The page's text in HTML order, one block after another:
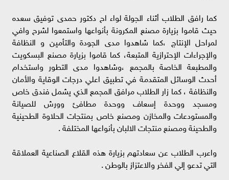
كما رافق الطلاب أثناء الجولة لواء اح دكتور حمدى توفيق سعده
حيث قاموا بزيارة مصنع المكرونة بأنواعها واستمعوا لشرح وافي
لمراحل الإنتاج ،كما شاهدوا مدى الجودة والتأمين و النظافة
والإجراءات الإحترازية المتبعة، كما قاموا بزيارة مصنع البسكويت
والمطبعة الخاصة بالمجمع ،وشاهدوا مدى التطور واستخدام
أحدث الوسائل المتقدمة في تطبيق اعلي درجات الوقاية والأمان
والنظافة ، كما زار الطلاب مرافق المجمع الذي يشمل فندق خاص
ومسجد ووحدة إسعاف ووحدة مطافئ وورش للصيانة
والمستودعات والمخازن ومصنع خاص بمنتجات الحلاوة الطحينية
والطحينة ومصنع منتجات الالبان بأنواعها المختلفة .
واعرب الطلاب عن سعادتهم بزيارة هذه القلاع الصناعية العملاقة
التي تدعو إلي الفخر والاعتزاز بالوطن .